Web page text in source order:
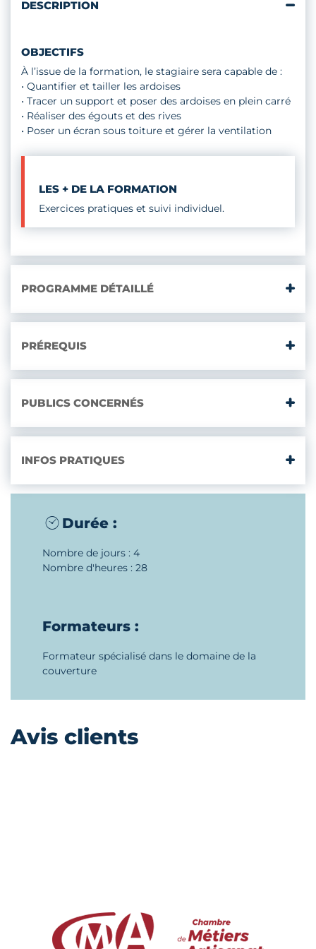
DESCRIPTION
OBJECTIFS
À l’issue de la formation, le stagiaire sera capable de :
• Quantifier et tailler les ardoises
• Tracer un support et poser des ardoises en plein carré
• Réaliser des égouts et des rives
• Poser un écran sous toiture et gérer la ventilation
LES + DE LA FORMATION
Exercices pratiques et suivi individuel.
PROGRAMME DÉTAILLÉ
PRÉREQUIS
PUBLICS CONCERNÉS
INFOS PRATIQUES
Durée :
Nombre de jours : 4
Nombre d'heures : 28
Formateurs :
Formateur spécialisé dans le domaine de la
couverture
Avis clients